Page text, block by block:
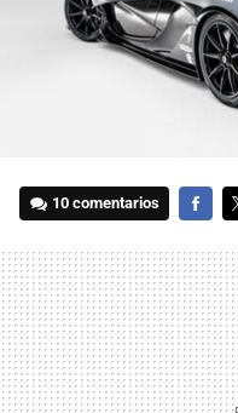
10 comentarios